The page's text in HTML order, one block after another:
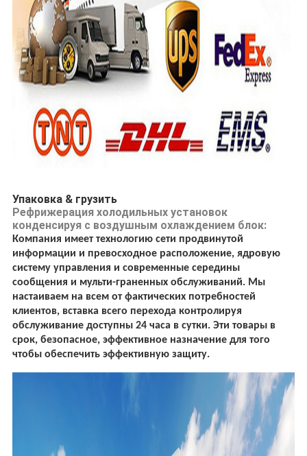
Упаковка & грузить
Рефрижерация холодильных установок
конденсируя с воздушным охлаждением блок:
Компания имеет технологию сети продвинутой
информации и превосходное расположение, ядровую
систему управления и современные середины
сообщения и мульти-граненных обслуживаний. Мы
настаиваем на всем от фактических потребностей
клиентов, вставка всего перехода контролируя
обслуживание доступны 24 часа в сутки. Эти товары в
срок, безопасное, эффективное назначение для того
чтобы обеспечить эффективную защиту.